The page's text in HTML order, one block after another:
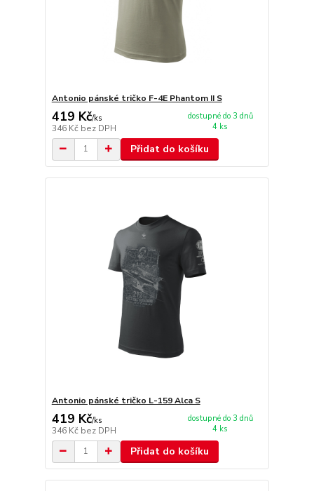
Antonio pánské tričko F-4E Phantom II S
419 Kč/ks
346 Kč bez DPH
dostupné do 3 dnů
4 ks
Přidat do košíku
Antonio pánské tričko L-159 Alca S
419 Kč/ks
346 Kč bez DPH
dostupné do 3 dnů
4 ks
Přidat do košíku